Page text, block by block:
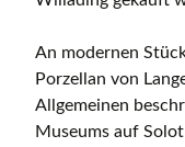
An modernen
Porzellan von
Allgemeinen
Museums auf